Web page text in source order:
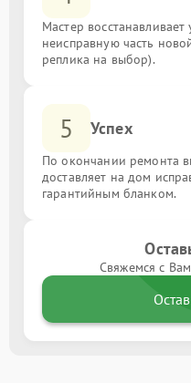
Мастер восстанавливает
неисправную часть
реплика на выбор).
5 Успех
По окончании ремонта
доставляет на дом
гарантийным бланком.
Свяжемся с